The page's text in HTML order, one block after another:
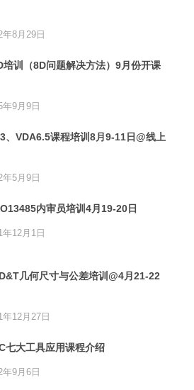
年8月29日
培训（8D问题解决方法）9月份开课
年9月9日
、VDA6.5课程培训8月9-11日@线上
年5月9日
内审员培训4月19-20日
年12月1日
几何尺寸与公差培训@4月21-22
年12月27日
七大工具应用课程介绍
年9月6日